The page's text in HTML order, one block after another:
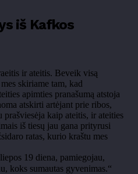
iš Kafkos
ir ateitis. Beveik visą
skiriame tam, kad
apimties pranašumą atstoja
atskirti artėjant prie ribos,
kaip ateitis, ir ateities
iš tiesų jau gana prityrusi
ratas, kurio kraštu mes
19 diena, pamiegojau,
koks sumautas gyvenimas.“